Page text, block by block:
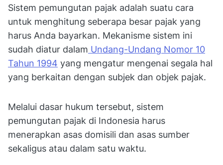
Sistem pemungutan pajak adalah suatu cara
untuk menghitung seberapa besar pajak yang
harus Anda bayarkan. Mekanisme sistem ini
sudah diatur dalam Undang-Undang Nomor 10
Tahun 1994 yang mengatur mengenai segala hal
yang berkaitan dengan subjek dan objek pajak.
Melalui dasar hukum tersebut, sistem
pemungutan pajak di Indonesia harus
menerapkan asas domisili dan asas sumber
sekaligus atau dalam satu waktu.